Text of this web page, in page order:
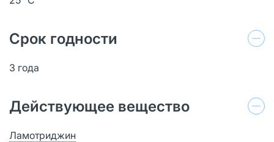
Срок годности
3 года
Действующее вещество
Ламотриджин